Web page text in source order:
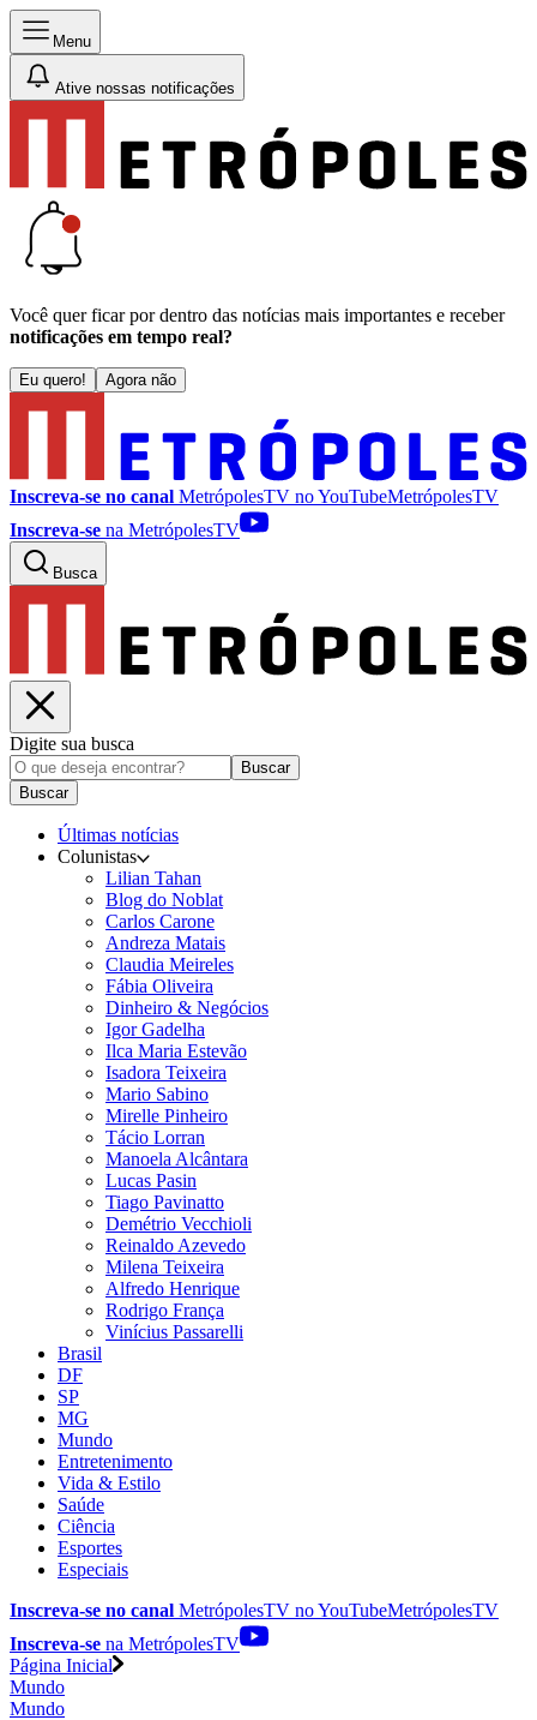
Menu
Ative nossas notificações
Você quer ficar por dentro das notícias mais importantes e receber
notificações em tempo real?
Eu quero! Agora não
Inscreva-se no canal MetrópolesTV noYouTubeMetrópolesTV
Inscreva-se na MetrópolesTV
Busca
Digite sua busca
Buscar
Buscar
Últimas notícias
Colunistas
Lilian Tahan
Blog do Noblat
Carlos Carone
Andreza Matais
Claudia Meireles
Fábia Oliveira
Dinheiro & Negócios
Igor Gadelha
Ilca Maria Estevão
Isadora Teixeira
Mario Sabino
Mirelle Pinheiro
Tácio Lorran
Manoela Alcântara
Lucas Pasin
Tiago Pavinatto
Demétrio Vecchioli
Reinaldo Azevedo
Milena Teixeira
Alfredo Henrique
Rodrigo França
Vinícius Passarelli
Brasil
DF
SP
MG
Mundo
Entretenimento
Vida & Estilo
Saúde
Ciência
Esportes
Especiais
Inscreva-se no canal MetrópolesTV noYouTubeMetrópolesTV
Inscreva-se na MetrópolesTV
Página Inicial
Mundo
Mundo